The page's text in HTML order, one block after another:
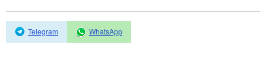
Відеоспостереження
IP-камери
Telegram WhatsApp